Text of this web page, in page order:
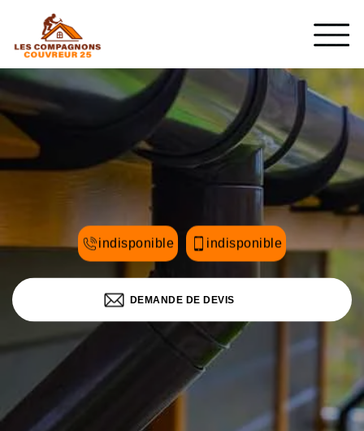
indisponible indisponible
DEMANDE DE DEVIS